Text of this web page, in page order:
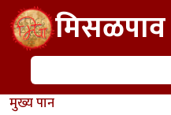
Skip to main contentमिसळपाव
शोध
मुख्य पान